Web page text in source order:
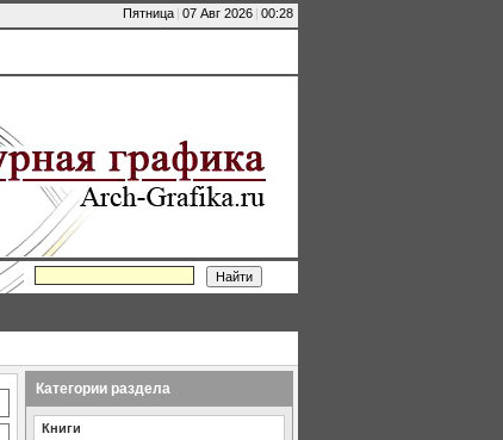
Пятница | 07 Авг 2026 | 00:28
Категории раздела
Книги